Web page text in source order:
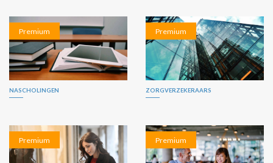
Premium
NASCHOLINGEN
Premium
ZORGVERZEKERAARS
Premium Premium